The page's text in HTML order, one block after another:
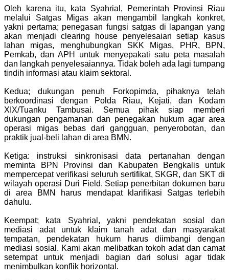
Oleh karena itu, kata Syahrial, Pemerintah Provinsi Riau
melalui Satgas Migas akan mengambil langkah konkret,
yakni pertama; penegasan fungsi satgas di lapangan yang
akan menjadi clearing house penyelesaian setiap kasus
lahan migas, menghubungkan SKK Migas, PHR, BPN,
Pemkab, dan APH untuk menyepakati satu peta masalah
dan langkah penyelesaiannya. Tidak boleh ada lagi tumpang
tindih informasi atau klaim sektoral.
Kedua; dukungan penuh Forkopimda, pihaknya telah
berkoordinasi dengan Polda Riau, Kejati, dan Kodam
XIX/Tuanku Tambusai. Semua pihak siap memberi
dukungan pengamanan dan penegakan hukum agar area
operasi migas bebas dari gangguan, penyerobotan, dan
praktik jual-beli lahan di area BMN.
Ketiga: instruksi sinkronisasi data pertanahan dengan
meminta BPN Provinsi dan Kabupaten Bengkalis untuk
mempercepat verifikasi seluruh sertifikat, SKGR, dan SKT di
wilayah operasi Duri Field. Setiap penerbitan dokumen baru
di area BMN harus mendapat klarifikasi Satgas terlebih
dahulu.
Keempat; kata Syahrial, yakni pendekatan sosial dan
mediasi adat untuk klaim tanah adat dan masyarakat
tempatan, pendekatan hukum harus diimbangi dengan
mediasi sosial. Kami akan melibatkan tokoh adat dan camat
setempat untuk menjadi bagian dari solusi agar tidak
menimbulkan konflik horizontal.